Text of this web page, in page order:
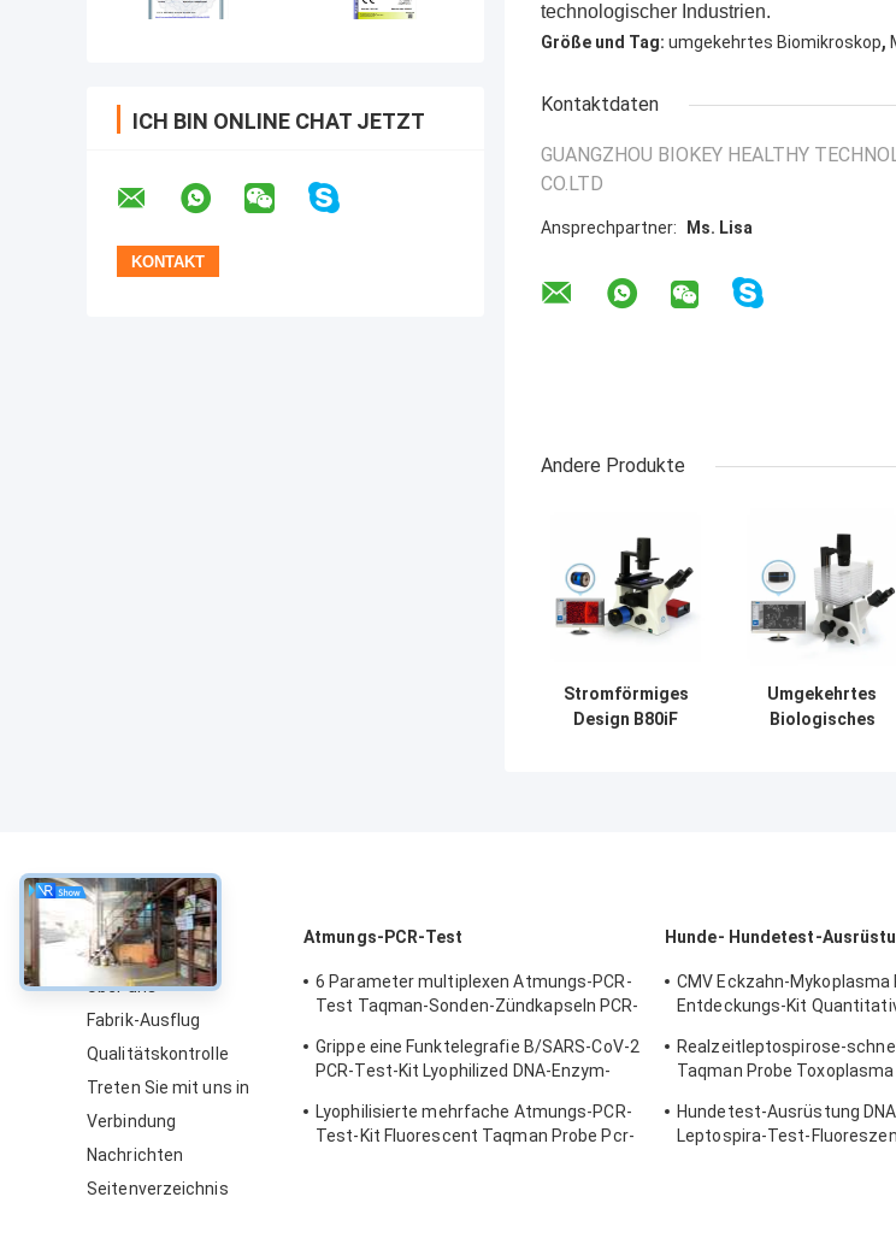
ICH BIN ONLINE CHAT JETZT
technologischer Industrien.
Größe und Tag: umgekehrtes Biomikroskop,
Kontaktdaten
GUANGZHOU BIOKEY HEALTHY
CO.LTD
Ansprechpartner: Ms. Lisa
Andere Produkte
Stromförmiges
Design B80iF
Umgekehrtes
Biologisches
über
Über uns
Fabrik-Ausflug
Qualitätskontrolle
Treten Sie mit uns in
Verbindung
Nachrichten
Seitenverzeichnis
Atmungs-PCR-Test
6 Parameter multiplexen Atmungs-PCR-
Test Taqman-Sonden-Zündkapseln PCR-
Grippe eine Funktelegrafie B/SARS-CoV-2
PCR-Test-Kit Lyophilized DNA-Enzym-
Lyophilisierte mehrfache Atmungs-PCR-
Test-Kit Fluorescent Taqman Probe Pcr-
Hunde- Hundetest-
CMV Eckzahn-Mykoplasma
Entdeckungs-Kit
Realzeitleptospirose-
Taqman Probe
Hundetest-Ausrüstung
Leptospira-Test-